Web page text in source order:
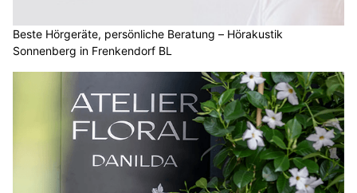
Beste Hörgeräte, persönliche Beratung – Hörakustik
Sonnenberg in Frenkendorf BL